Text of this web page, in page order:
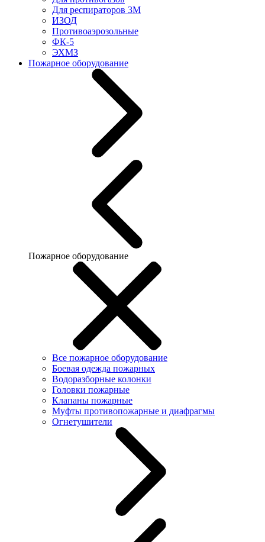
Для респираторов 3М
ИЗОД
Противоаэрозольные
ФК-5
ЭХМЗ
Пожарное оборудование
Пожарное оборудование
Все пожарное оборудование
Боевая одежда пожарных
Водоразборные колонки
Головки пожарные
Клапаны пожарные
Муфты противопожарные и диафрагмы
Огнетушители